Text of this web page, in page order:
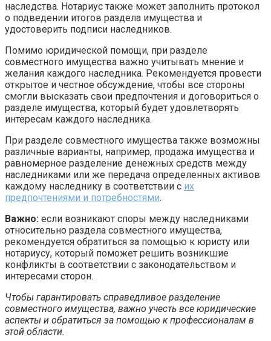
наследства. Нотариус также может заполнить протокол
о подведении итогов раздела имущества и
удостоверить подписи наследников.
Помимо юридической помощи, при разделе
совместного имущества важно учитывать мнение и
желания каждого наследника. Рекомендуется провести
открытое и честное обсуждение, чтобы все стороны
смогли высказать свои предпочтения и договориться о
разделе имущества, который будет удовлетворять
интересам каждого наследника.
При разделе совместного имущества также возможны
различные варианты, например, продажа имущества и
равномерное разделение денежных средств между
наследниками или же передача определенных активов
каждому наследнику в соответствии с их
предпочтениями и потребностями.
Важно: если возникают споры между наследниками
относительно раздела совместного имущества,
рекомендуется обратиться за помощью к юристу или
нотариусу, который поможет решить возникшие
конфликты в соответствии с законодательством и
интересами сторон.
Чтобы гарантировать справедливое разделение
совместного имущества, важно учесть все юридические
аспекты и обратиться за помощью к профессионалам в
этой области.